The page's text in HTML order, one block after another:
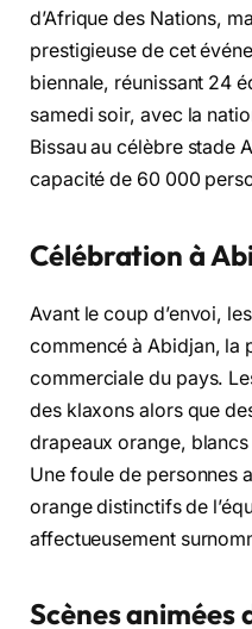
d’Afrique des Nations,
prestigieuse de cet
biennale, réunissant 24
samedi soir, avec la
Bissau au célèbre stade
capacité de 60 000
Célébration à
Avant le coup d’envoi,
commencé à Abidjan, la
commerciale du pays.
des klaxons alors que
drapeaux orange,
Une foule de personnes
orange distinctifs de
affectueusement
Scènes animées